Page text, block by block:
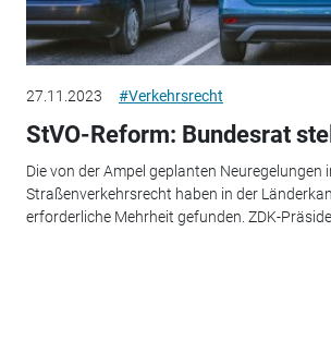
27.11.2023 #Verkehrsrecht
StVO-Reform: Bundesrat
Die von der Ampel geplanten Neuregelungen
Straßenverkehrsrecht haben in der
erforderliche Mehrheit gefunden. ZDK-